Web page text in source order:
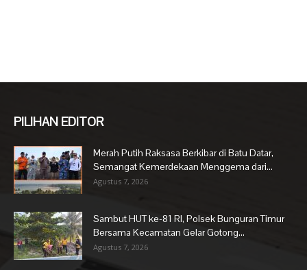
PILIHAN EDITOR
Merah Putih Raksasa Berkibar di Batu Datar,
Semangat Kemerdekaan Menggema dari...
Agustus 7, 2026
Sambut HUT ke-81 RI, Polsek Bunguran Timur
Bersama Kecamatan Gelar Gotong...
Agustus 7, 2026